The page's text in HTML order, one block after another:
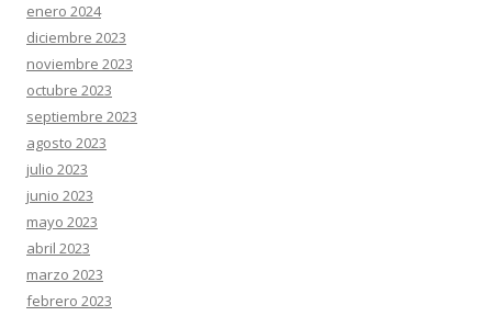
enero 2024
diciembre 2023
noviembre 2023
octubre 2023
septiembre 2023
agosto 2023
julio 2023
junio 2023
mayo 2023
abril 2023
marzo 2023
febrero 2023